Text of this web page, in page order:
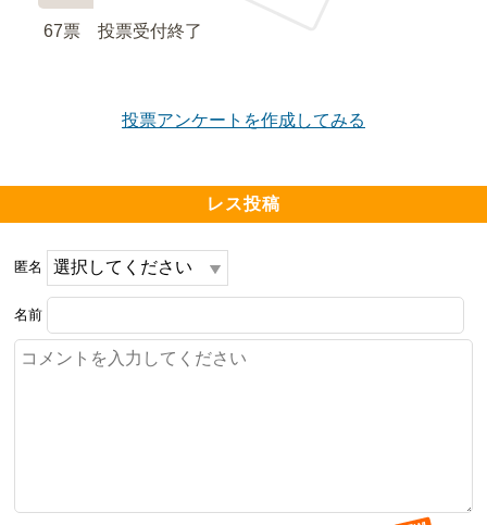
67票 投票受付終了
投票アンケートを作成してみる
レス投稿
匿名
名前